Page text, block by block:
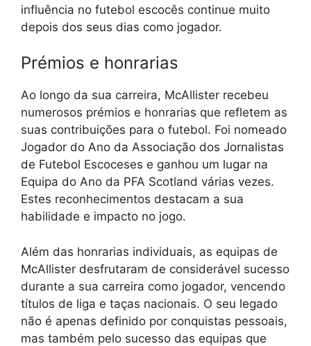
influência no futebol escocês continue muito
depois dos seus dias como jogador.
Prémios e honrarias
Ao longo da sua carreira, McAllister recebeu
numerosos prémios e honrarias que refletem as
suas contribuições para o futebol. Foi nomeado
Jogador do Ano da Associação dos Jornalistas
de Futebol Escoceses e ganhou um lugar na
Equipa do Ano da PFA Scotland várias vezes.
Estes reconhecimentos destacam a sua
habilidade e impacto no jogo.
Além das honrarias individuais, as equipas de
McAllister desfrutaram de considerável sucesso
durante a sua carreira como jogador, vencendo
títulos de liga e taças nacionais. O seu legado
não é apenas definido por conquistas pessoais,
mas também pelo sucesso das equipas que